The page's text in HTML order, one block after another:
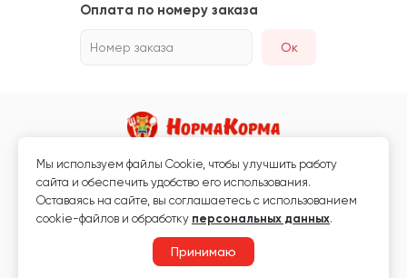
Оплата по номеру заказа
Номер заказа Ок
Магазин кормов для животных и ветаптека
Любая информация, размещённая на сайте, не является публичной
офертой.
Мы используем файлы Сookie, чтобы улучшить работу
сайта и обеспечить удобство его использования.
Оставаясь на сайте, вы соглашаетесь с использованием
cookie-файлов и обработку персональных данных.
Принимаю